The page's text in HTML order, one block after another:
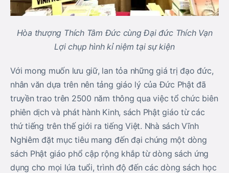
Hòa thượng Thích Tâm Đức cùng Đại đức Thích Vạn
Lợi chụp hình kỉ niệm tại sự kiện
Với mong muốn lưu giữ, lan tỏa những giá trị đạo đức,
nhân văn dựa trên nên tảng giáo lý của Đức Phật đã
truyền trao trên 2500 năm thông qua việc tổ chức biên
phiên dịch và phát hành Kinh, sách Phật giáo từ các
thứ tiếng trên thế giới ra tiếng Việt. Nhà sách Vĩnh
Nghiêm đặt mục tiêu mang đến đại chúng một dòng
sách Phật giáo phổ cập rộng khắp từ dòng sách ứng
dụng cho mọi lứa tuổi, trình độ đến các dòng sách học